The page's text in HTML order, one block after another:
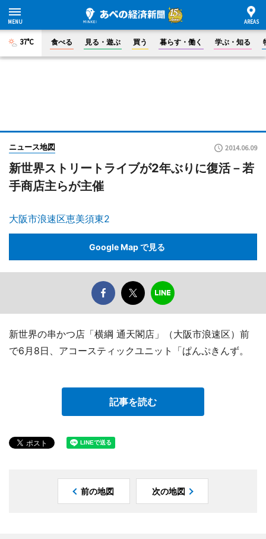
37°C 食べる 見る・遊ぶ 買う 暮らす・働く 学ぶ・知る
ニュース地図 2014.06.09
新世界ストリートライブが2年ぶりに復活－若
手商店主らが主催
大阪市浪速区恵美須東2
Google Map で見る
新世界の串かつ店「横綱 通天閣店」（大阪市浪速区）前
で6月8日、アコースティックユニット「ぱんぷきんず。
記事を読む
前の地図 次の地図